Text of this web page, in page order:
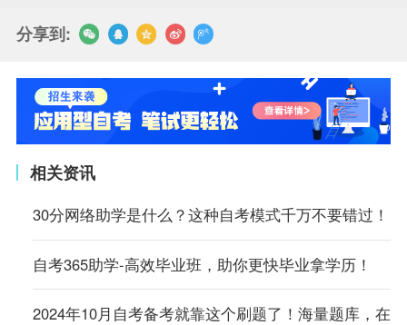
分享到:
相关资讯
30分网络助学是什么？这种自考模式千万不要错过！
自考365助学-高效毕业班，助你更快毕业拿学历！
2024年10月自考备考就靠这个刷题了！海量题库，在